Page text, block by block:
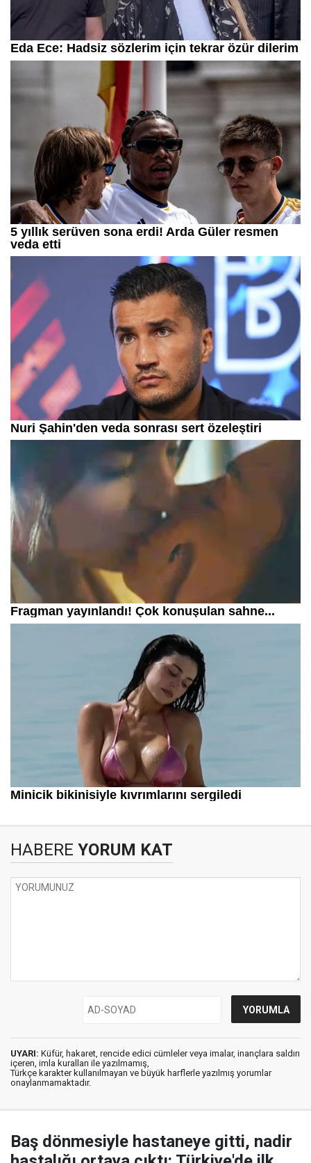
HABERE YORUM KAT
UYARI: Küfür, hakaret, rencide edici cümleler veya imalar, inançlara saldırı
içeren, imla kuralları ile yazılmamış,
Türkçe karakter kullanılmayan ve büyük harflerle yazılmış yorumlar
onaylanmamaktadır.
Baş dönmesiyle hastaneye gitti, nadir